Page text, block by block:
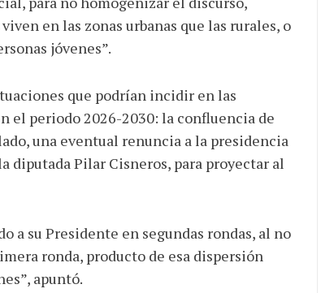
en las zonas urbanas que las rurales, o
jóvenes”.
que podrían incidir en las
el periodo 2026-2030: la confluencia de
una eventual renuncia a la presidencia
diputada Pilar Cisneros, para proyectar al
a su Presidente en segundas rondas, al no
ronda, producto de esa dispersión
apuntó.